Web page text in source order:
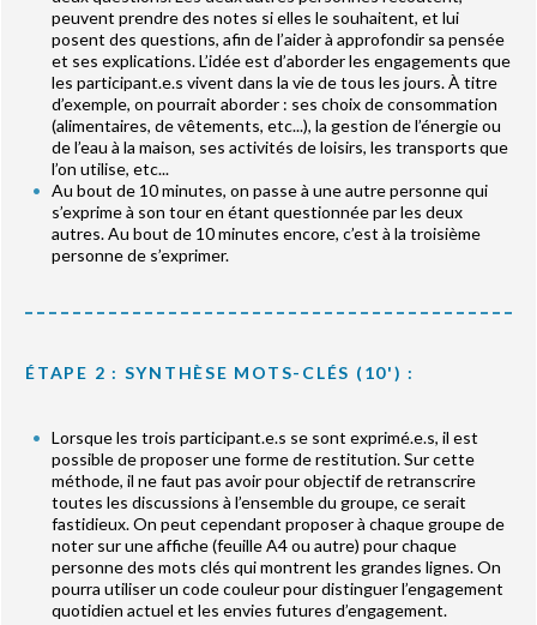
peuvent prendre des notes si elles le souhaitent, et lui
posent des questions, afin de l’aider à approfondir sa pensée
et ses explications. L’idée est d’aborder les engagements que
les participant.e.s vivent dans la vie de tous les jours. À titre
d’exemple, on pourrait aborder : ses choix de consommation
(alimentaires, de vêtements, etc...), la gestion de l’énergie ou
de l’eau à la maison, ses activités de loisirs, les transports que
l’on utilise, etc...
Au bout de 10 minutes, on passe à une autre personne qui
s’exprime à son tour en étant questionnée par les deux
autres. Au bout de 10 minutes encore, c’est à la troisième
personne de s’exprimer.
ÉTAPE 2 : SYNTHÈSE MOTS-CLÉS (10') :
Lorsque les trois participant.e.s se sont exprimé.e.s, il est
possible de proposer une forme de restitution. Sur cette
méthode, il ne faut pas avoir pour objectif de retranscrire
toutes les discussions à l’ensemble du groupe, ce serait
fastidieux. On peut cependant proposer à chaque groupe de
noter sur une affiche (feuille A4 ou autre) pour chaque
personne des mots clés qui montrent les grandes lignes. On
pourra utiliser un code couleur pour distinguer l’engagement
quotidien actuel et les envies futures d’engagement.